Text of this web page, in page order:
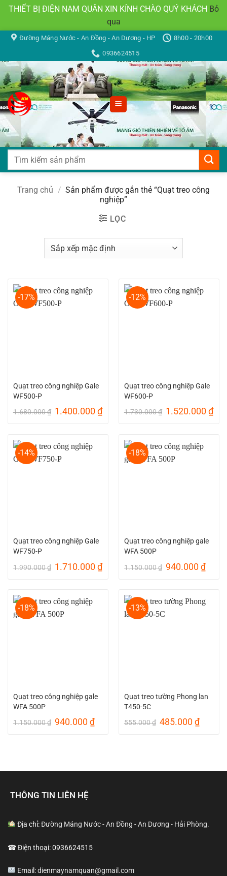
THIẾT BỊ ĐIỆN NAM QUÂN XIN KÍNH CHÀO QUÝ KHÁCH Bỏ
qua
nội
dung
Đường Máng Nước - An Đồng - An Dương - HP
8h00 - 20h00
0936624515
Tìm
Trang chủ / Sản phẩm được gắn thẻ “Quạt treo công
nghiệp”
LỌC
-17%
Quạt treo công nghiệp Gale
WF500-P
1.680.000₫ Giá
1.400.000₫Giá
1.400.000 ₫.
-12%
Quạt treo công nghiệp Gale
WF600-P
1.730.000₫ Giá
1.520.000₫Giá
-14%
Quạt treo công nghiệp Gale
WF750-P
1.990.000₫ Giá
1.710.000₫Giá
hiện
1.710.000 ₫.
-18%
Quạt treo công nghiệp gale
WFA 500P
1.150.000₫ Giá
940.000₫Giá
hiện
-18%
Quạt treo công nghiệp gale
WFA 500P
1.150.000₫ Giá
940.000₫Giá
-13%
Quạt treo tường Phong lan
T450-5C
555.000₫ Giá
485.000₫Giá
THÔNG TIN LIÊN HỆ
Địa chỉ:Đường Máng Nước - An Đồng - An Dương - Hải Phòng.
☎ Điện thoại: 0936624515
Email:dienmaynamquan@gmail.com